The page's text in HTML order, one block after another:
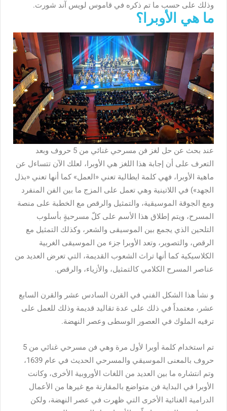
وذلك على حسب ما تم ذكره في قاموس لويس آند شورت.
ما هي الأوبرا؟
عند بحث عن حل لغز فن مسرحي غنائي من 5 حروف وبعد
التعرف على أن إجابة هذا اللغز هي الأوبرا، لعلك الآن تتساءل عن
ماهية الأوبرا، فهي كلمة ايطالية تعني «العمل» كما أنها تعني «بذل
الجهد») في اللاتينية وهي تعمل على المزج ما بين الفن المنفرد
ومع الجوقة الموسيقية، والتمثيل والرقص مع الخطبة على منصة
المسرح، ويتم إطلاق هذا الأسم على كلّ مسرحيةٍ بأسلوب
التلحين الذي يجمع بين الموسيقى والشعر، وكذلك التمثيل مع
الرقص، والتصوير، وتعد الأوبرا جزء من الموسيقى الغربية
الكلاسيكية كما أنها تراث الشعوب القديمة، التي تعرض العديد من
عناصر المسرح الكلامي كالتمثيل، والأزياء، والرقص.
و نشأ هذا الشكل الفني في القرن السادس عشر والقرن السابع
عشر، معتمداً في ذلك على عدة تقاليد قديمة وذلك للعمل على
ترفيه الملوك في العصور الوسطى وعصر النهضة.
تم استخدام كلمة أوبرا لأول مرة وهي فن مسرحي غنائي من 5
حروف بالمعنى الموسيقي والمسرحي الحديث في عام 1639،
وتم انتشاره ما بين العديد من اللغات الأوروبية الأخرى، وكانت
الأوبرا في البداية فن متواضع بالمقارنة مع غيرها من الأعمال
الدرامية الغنائية الأخرى التي ظهرت في عصر النهضة، ولكن